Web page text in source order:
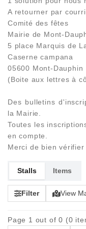
A retourner par
Comité des fêtes
Mairie de Mont-
5 place Marquis de
Caserne campana
05600 Mont-Dauphin
(Boite aux lettres à
Des bulletins
la Mairie.
Toutes les
en compte.
Merci de bien vérifier
Stalls Items
Filter View
Page 1 out of 0 (0